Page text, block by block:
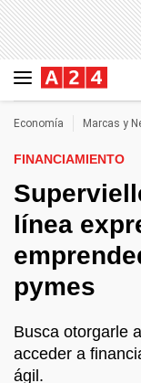
Economía Marcas y
FINANCIAMIENTO
línea
pymes
Busca otorgarle
acceder a
ágil.